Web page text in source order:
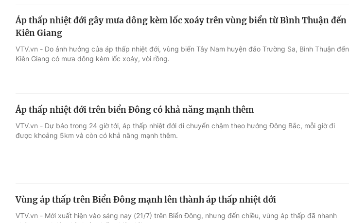
Áp thấp nhiệt đới gây mưa dông kèm lốc xoáy trên vùng biển từ Bình Thuận đến
Kiên Giang
VTV.vn - Do ảnh hưởng của áp thấp nhiệt đới, vùng biển Tây Nam huyện đảo Trường Sa, Bình Thuận đến
Kiên Giang có mưa dông kèm lốc xoáy, vòi rồng.
Áp thấp nhiệt đới trên biển Đông có khả năng mạnh thêm
VTV.vn - Dự báo trong 24 giờ tới, áp thấp nhiệt đới di chuyển chậm theo hướng Đông Bắc, mỗi giờ đi
được khoảng 5km và còn có khả năng mạnh thêm.
Vùng áp thấp trên Biển Đông mạnh lên thành áp thấp nhiệt đới
VTV.vn - Mới xuất hiện vào sáng nay (21/7) trên Biển Đông, nhưng đến chiều, vùng áp thấp đã nhanh